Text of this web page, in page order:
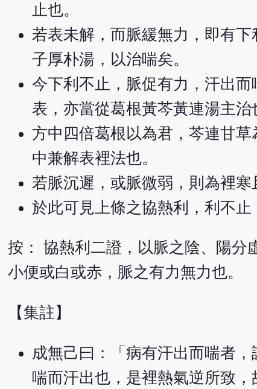
止也。
若表未解，而脈緩無力，即有
子厚朴湯，以治喘矣。
今下利不止，脈促有力，汗出
表，亦當從葛根黃芩黃連湯主治
方中四倍葛根以為君，芩連甘
中兼解表裡法也。
若脈沉遲，或脈微弱，則為裡寒
於此可見上條之協熱利，利不止
按： 協熱利二證，以脈之陰、陽分
小便或白或赤，脈之有力無力也。
【集註】
成無己曰：「病有汗出而喘者
喘而汗出也，是裡熱氣逆所致，